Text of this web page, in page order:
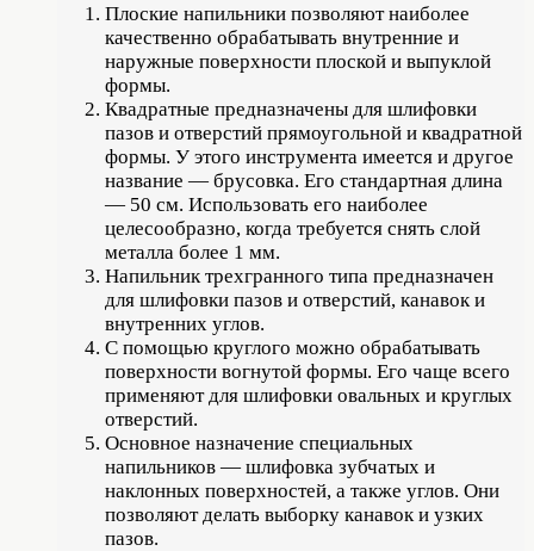
Плоские напильники позволяют наиболее
качественно обрабатывать внутренние и
наружные поверхности плоской и выпуклой
формы.
Квадратные предназначены для шлифовки
пазов и отверстий прямоугольной и квадратной
формы. У этого инструмента имеется и другое
название — брусовка. Его стандартная длина
— 50 см. Использовать его наиболее
целесообразно, когда требуется снять слой
металла более 1 мм.
Напильник трехгранного типа предназначен
для шлифовки пазов и отверстий, канавок и
внутренних углов.
С помощью круглого можно обрабатывать
поверхности вогнутой формы. Его чаще всего
применяют для шлифовки овальных и круглых
отверстий.
Основное назначение специальных
напильников — шлифовка зубчатых и
наклонных поверхностей, а также углов. Они
позволяют делать выборку канавок и узких
пазов.